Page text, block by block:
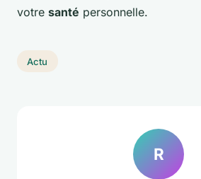
votre santé personnelle.
Actu
R